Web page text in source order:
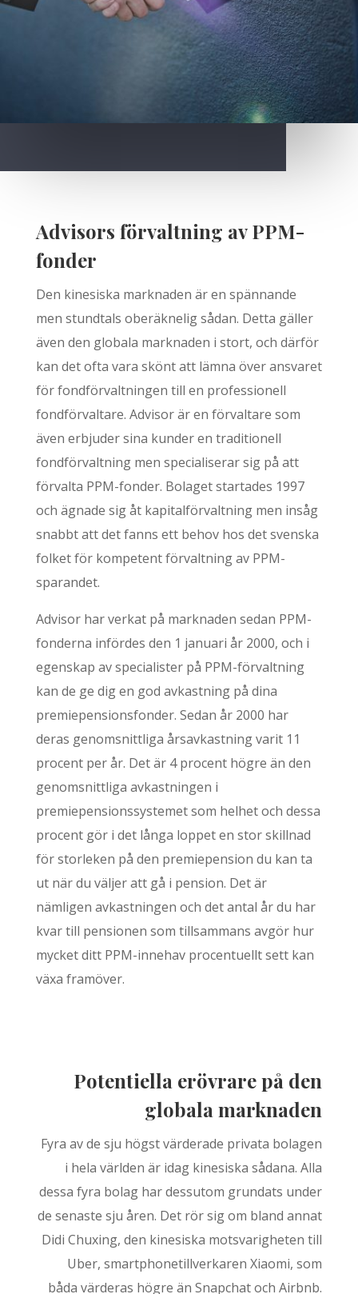
Advisors förvaltning av PPM-
fonder
Den kinesiska marknaden är en spännande
men stundtals oberäknelig sådan. Detta gäller
även den globala marknaden i stort, och därför
kan det ofta vara skönt att lämna över ansvaret
för fondförvaltningen till en professionell
fondförvaltare. Advisor är en förvaltare som
även erbjuder sina kunder en traditionell
fondförvaltning men specialiserar sig på att
förvalta PPM-fonder. Bolaget startades 1997
och ägnade sig åt kapitalförvaltning men insåg
snabbt att det fanns ett behov hos det svenska
folket för kompetent förvaltning av PPM-
sparandet.
Advisor har verkat på marknaden sedan PPM-
fonderna infördes den 1 januari år 2000, och i
egenskap av specialister på PPM-förvaltning
kan de ge dig en god avkastning på dina
premiepensionsfonder. Sedan år 2000 har
deras genomsnittliga årsavkastning varit 11
procent per år. Det är 4 procent högre än den
genomsnittliga avkastningen i
premiepensionssystemet som helhet och dessa
procent gör i det långa loppet en stor skillnad
för storleken på den premiepension du kan ta
ut när du väljer att gå i pension. Det är
nämligen avkastningen och det antal år du har
kvar till pensionen som tillsammans avgör hur
mycket ditt PPM-innehav procentuellt sett kan
växa framöver.
Potentiella erövrare på den
globala marknaden
Fyra av de sju högst värderade privata bolagen
i hela världen är idag kinesiska sådana. Alla
dessa fyra bolag har dessutom grundats under
de senaste sju åren. Det rör sig om bland annat
Didi Chuxing, den kinesiska motsvarigheten till
Uber, smartphonetillverkaren Xiaomi, som
båda värderas högre än Snapchat och Airbnb.